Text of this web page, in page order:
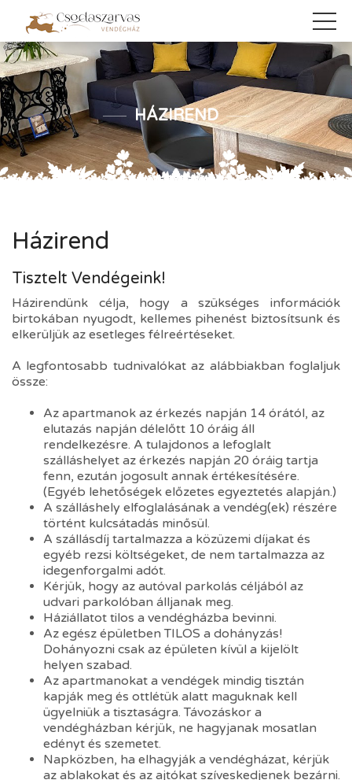
HÁZIREND
Házirend
Tisztelt Vendégeink!
Házirendünk célja, hogy a szükséges információk
birtokában nyugodt, kellemes pihenést biztosítsunk és
elkerüljük az esetleges félreértéseket.
A legfontosabb tudnivalókat az alábbiakban foglaljuk
össze:
Az apartmanok az érkezés napján 14 órától, az
elutazás napján délelőtt 10 óráig áll
rendelkezésre. A tulajdonos a lefoglalt
szálláshelyet az érkezés napján 20 óráig tartja
fenn, ezután jogosult annak értékesítésére.
(Egyéb lehetőségek előzetes egyeztetés alapján.)
A szálláshely elfoglalásának a vendég(ek) részére
történt kulcsátadás minősül.
A szállásdíj tartalmazza a közüzemi díjakat és
egyéb rezsi költségeket, de nem tartalmazza az
idegenforgalmi adót.
Kérjük, hogy az autóval parkolás céljából az
udvari parkolóban álljanak meg.
Háziállatot tilos a vendégházba bevinni.
Az egész épületben TILOS a dohányzás!
Dohányozni csak az épületen kívül a kijelölt
helyen szabad.
Az apartmanokat a vendégek mindig tisztán
kapják meg és ottlétük alatt maguknak kell
ügyelniük a tisztaságra. Távozáskor a
vendégházban kérjük, ne hagyjanak mosatlan
edényt és szemetet.
Napközben, ha elhagyják a vendégházat, kérjük
az ablakokat és az ajtókat szíveskedjenek bezárni.